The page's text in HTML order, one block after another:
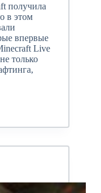
получила
в этом
впервые
Live
только